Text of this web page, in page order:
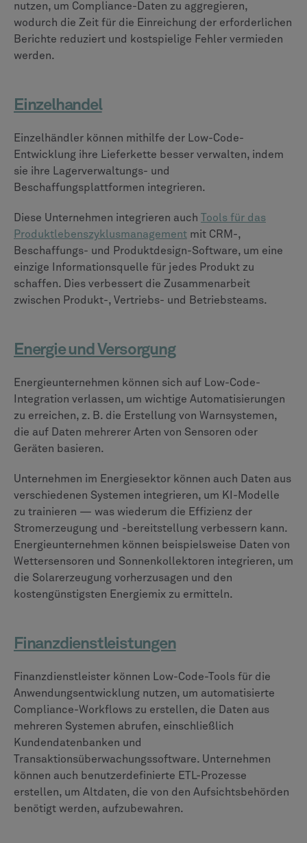
nutzen, um Compliance-Daten zu aggregieren,
wodurch die Zeit für die Einreichung der erforderlichen
Berichte reduziert und kostspielige Fehler vermieden
werden.
Einzelhandel
Einzelhändler können mithilfe der Low-Code-
Entwicklung ihre Lieferkette besser verwalten, indem
sie ihre Lagerverwaltungs- und
Beschaffungsplattformen integrieren.
Diese Unternehmen integrieren auch
Tools für das
Produktlebenszyklusmanagement mit CRM-,
Beschaffungs- und Produktdesign-Software, um eine
einzige Informationsquelle für jedes Produkt zu
schaffen. Dies verbessert die Zusammenarbeit
zwischen Produkt-, Vertriebs- und Betriebsteams.
Energie und Versorgung
Energieunternehmen können sich auf Low-Code-
Integration verlassen, um wichtige Automatisierungen
zu erreichen, z. B. die Erstellung von Warnsystemen,
die auf Daten mehrerer Arten von Sensoren oder
Geräten basieren.
Unternehmen im Energiesektor können auch Daten aus
verschiedenen Systemen integrieren, um KI-Modelle
zu trainieren — was wiederum die Effizienz der
Stromerzeugung und -bereitstellung verbessern kann.
Energieunternehmen können beispielsweise Daten von
Wettersensoren und Sonnenkollektoren integrieren, um
die Solarerzeugung vorherzusagen und den
kostengünstigsten Energiemix zu ermitteln.
Finanzdienstleistungen
Finanzdienstleister können Low-Code-Tools für die
Anwendungsentwicklung nutzen, um automatisierte
Compliance-Workflows zu erstellen, die Daten aus
mehreren Systemen abrufen, einschließlich
Kundendatenbanken und
Transaktionsüberwachungssoftware. Unternehmen
können auch benutzerdefinierte ETL-Prozesse
erstellen, um Altdaten, die von den Aufsichtsbehörden
benötigt werden, aufzubewahren.